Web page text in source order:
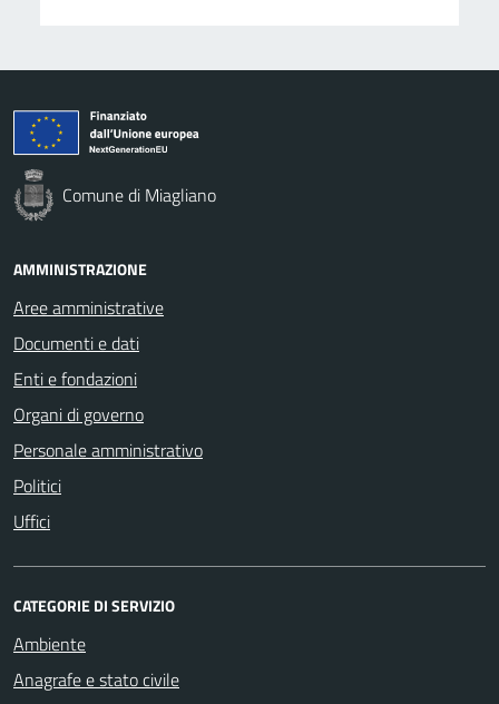
Comune di Miagliano
AMMINISTRAZIONE
Aree amministrative
Documenti e dati
Enti e fondazioni
Organi di governo
Personale amministrativo
Politici
Uffici
CATEGORIE DI SERVIZIO
Ambiente
Anagrafe e stato civile